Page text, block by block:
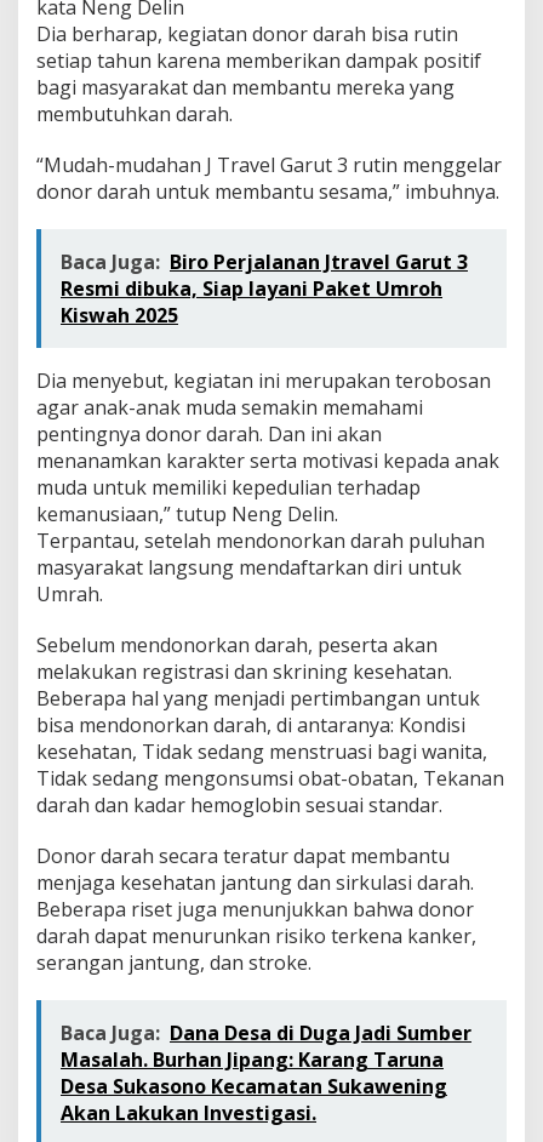
kata Neng Delin
Dia berharap, kegiatan donor darah bisa rutin
setiap tahun karena memberikan dampak positif
bagi masyarakat dan membantu mereka yang
membutuhkan darah.
“Mudah-mudahan J Travel Garut 3 rutin menggelar
donor darah untuk membantu sesama,” imbuhnya.
Baca Juga: Biro Perjalanan Jtravel Garut 3
Resmi dibuka, Siap layani Paket Umroh
Kiswah 2025
Dia menyebut, kegiatan ini merupakan terobosan
agar anak-anak muda semakin memahami
pentingnya donor darah. Dan ini akan
menanamkan karakter serta motivasi kepada anak
muda untuk memiliki kepedulian terhadap
kemanusiaan,” tutup Neng Delin.
Terpantau, setelah mendonorkan darah puluhan
masyarakat langsung mendaftarkan diri untuk
Umrah.
Sebelum mendonorkan darah, peserta akan
melakukan registrasi dan skrining kesehatan.
Beberapa hal yang menjadi pertimbangan untuk
bisa mendonorkan darah, di antaranya: Kondisi
kesehatan, Tidak sedang menstruasi bagi wanita,
Tidak sedang mengonsumsi obat-obatan, Tekanan
darah dan kadar hemoglobin sesuai standar.
Donor darah secara teratur dapat membantu
menjaga kesehatan jantung dan sirkulasi darah.
Beberapa riset juga menunjukkan bahwa donor
darah dapat menurunkan risiko terkena kanker,
serangan jantung, dan stroke.
Baca Juga: Dana Desa di Duga Jadi Sumber
Masalah. Burhan Jipang: Karang Taruna
Desa Sukasono Kecamatan Sukawening
Akan Lakukan Investigasi.